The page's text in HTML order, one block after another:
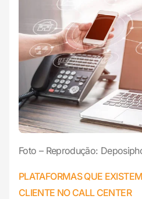
Foto – Reprodução:
PLATAFORMAS QUE
CLIENTE NO CALL CENTER